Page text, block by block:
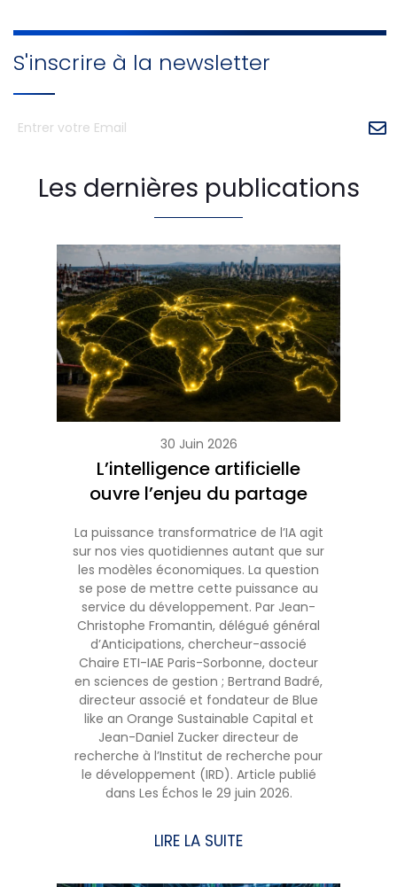
S'inscrire à la newsletter
Les dernières publications
30 Juin 2026
L’intelligence artificielle
ouvre l’enjeu du partage
La puissance transformatrice de l’IA agit
sur nos vies quotidiennes autant que sur
les modèles économiques. La question
se pose de mettre cette puissance au
service du développement. Par Jean-
Christophe Fromantin, délégué général
d’Anticipations, chercheur-associé
Chaire ETI-IAE Paris-Sorbonne, docteur
en sciences de gestion ; Bertrand Badré,
directeur associé et fondateur de Blue
like an Orange Sustainable Capital et
Jean-Daniel Zucker directeur de
recherche à l’Institut de recherche pour
le développement (IRD). Article publié
dans Les Échos le 29 juin 2026.
LIRE LA SUITE